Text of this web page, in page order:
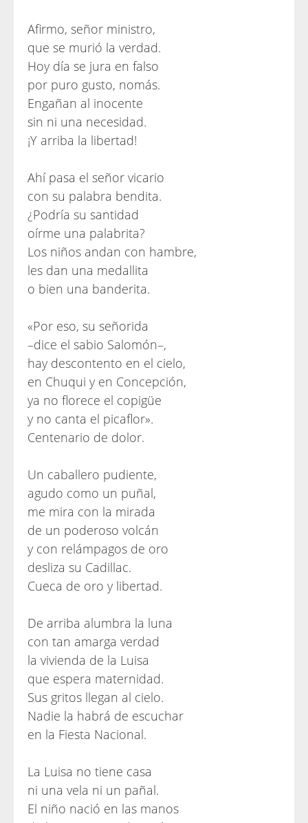
Afirmo, señor ministro,
que se murió la verdad.
Hoy día se jura en falso
por puro gusto, nomás.
Engañan al inocente
sin ni una necesidad.
¡Y arriba la libertad!
Ahí pasa el señor vicario
con su palabra bendita.
¿Podría su santidad
oírme una palabrita?
Los niños andan con hambre,
les dan una medallita
o bien una banderita.
«Por eso, su señorida
–dice el sabio Salomón–,
hay descontento en el cielo,
en Chuqui y en Concepción,
ya no florece el copigüe
y no canta el picaflor».
Centenario de dolor.
Un caballero pudiente,
agudo como un puñal,
me mira con la mirada
de un poderoso volcán
y con relámpagos de oro
desliza su Cadillac.
Cueca de oro y libertad.
De arriba alumbra la luna
con tan amarga verdad
la vivienda de la Luisa
que espera maternidad.
Sus gritos llegan al cielo.
Nadie la habrá de escuchar
en la Fiesta Nacional.
La Luisa no tiene casa
ni una vela ni un pañal.
El niño nació en las manos